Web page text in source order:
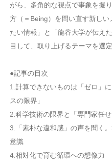
がら、多角的な視点で事象を掘
方（＝Being）を問い直す新し
たい情報」と「龍谷大学が伝え
目して、取り上げるテーマを選
●記事の目次
1.計算できないものは「ゼロ」
スの限界」
2.科学技術の限界と「専門家任
3.「素朴な違和感」の声を聞く
意識
4.相対化で育む循環への想像力